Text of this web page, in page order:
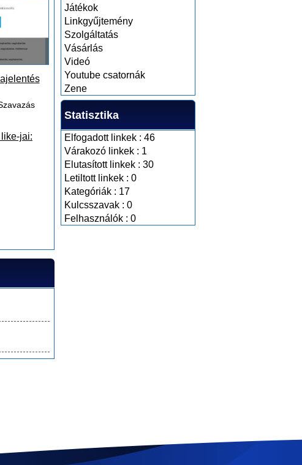
Játékok
Linkgyűjtemény
Szolgáltatás
Vásárlás
Videó
Youtube csatornák
Zene
Statisztika
Elfogadott linkek : 46
Várakozó linkek : 1
Elutasított linkek : 30
Letiltott linkek : 0
Kategóriák : 17
Kulcsszavak : 0
Felhasználók : 0
jai: